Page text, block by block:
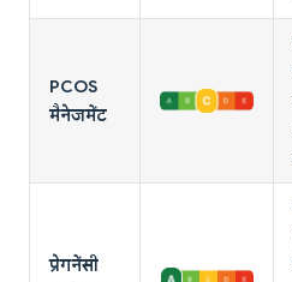
PCOS
मैनेजमेंट
प्रेगनेंसी